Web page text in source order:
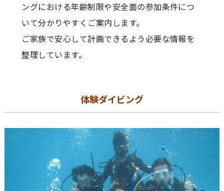
ングにおける年齢制限や安全面の参加条件につ
いて分かりやすくご案内します。
ご家族で安心して計画できるよう必要な情報を
整理しています。
体験ダイビング